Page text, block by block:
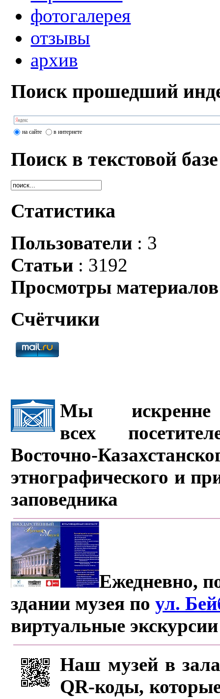
фотогалерея
отзывы
архив
Поиск прошедший
на сайте в интернете
Поиск в текстовой базе
Статистика
Пользователи : 3
Статьи : 3192
Просмотры материалов
Счётчики
Мы искренне
всех
Восточно-
этнографического и
заповедника
Ежедневно,
здании музея поул.
виртуальные
Наш музей в
QR-коды,